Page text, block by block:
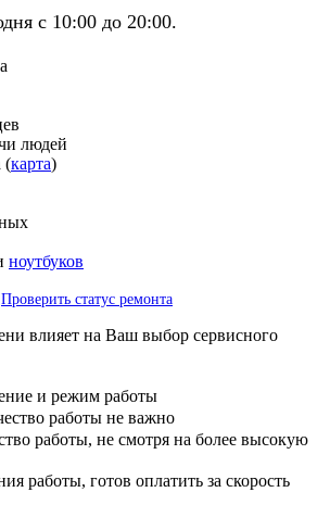
с 10:00 до 20:00.
людей
(карта)
ноутбуков
Проверить статус ремонта
влияет на Ваш выбор сервисного
и режим работы
работы не важно
работы, не смотря на более высокую
работы, готов оплатить за скорость